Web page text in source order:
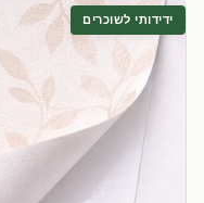
ידידותי לשוכרים